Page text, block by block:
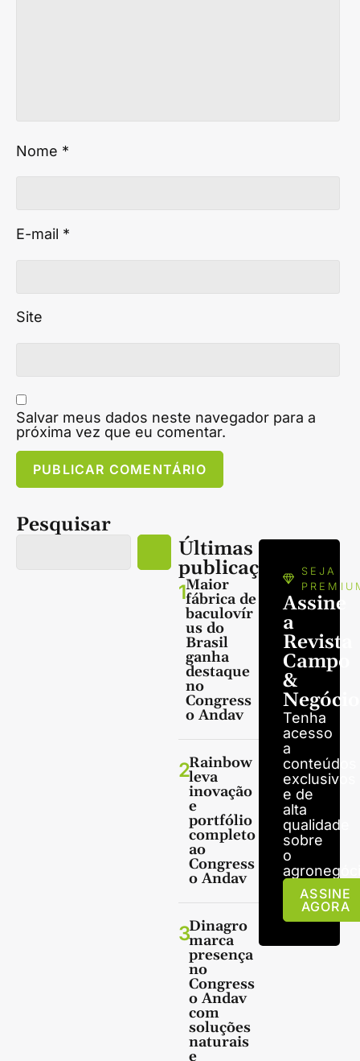
Nome *
E-mail *
Site
Salvar meus dados neste navegador para a
próxima vez que eu comentar.
Pesquisar
Últimas
publicações
1Maior
fábrica de
baculovír
us do
Brasil
ganha
destaque
no
Congress
o Andav
2Rainbow
leva
inovação
e
portfólio
completo
ao
Congress
o Andav
3Dinagro
marca
presença
no
Congress
o Andav
com
soluções
naturais
e
SEJA
Assine
a
Revista
Campo
&
Tenha
acesso
a
conteúdos
exclusivos
e de
alta
qualidade
sobre
o
ASSINE
AGORA